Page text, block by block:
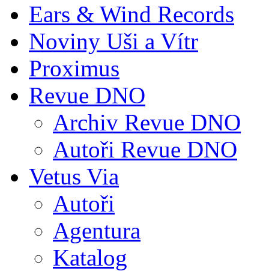
Ears & Wind Records
Noviny Uši a Vítr
Proximus
Revue DNO
Archiv Revue DNO
Autoři Revue DNO
Vetus Via
Autoři
Agentura
Katalog